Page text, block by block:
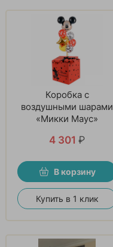
Коробка с
воздушными шарами
«Микки Маус»
4 301 ₽
В корзину
Купить в 1 клик